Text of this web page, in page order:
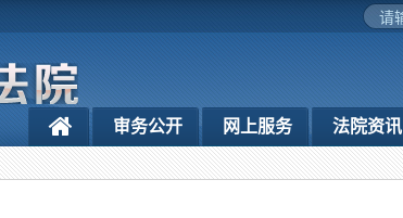
审务公开 网上服务 法院资讯